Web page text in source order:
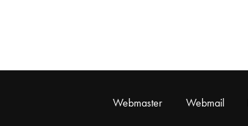
Webmaster Webmail